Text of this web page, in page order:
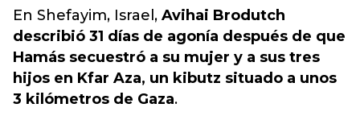
En Shefayim, Israel, Avihai Brodutch
describió 31 días de agonía después de que
Hamás secuestró a su mujer y a sus tres
hijos en Kfar Aza, un kibutz situado a unos
3 kilómetros de Gaza.